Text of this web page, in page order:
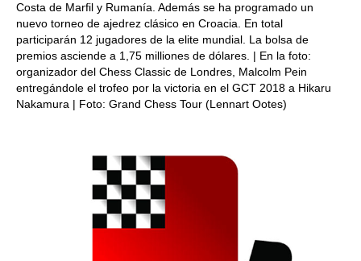
Costa de Marfil y Rumanía. Además se ha programado un
nuevo torneo de ajedrez clásico en Croacia. En total
participarán 12 jugadores de la elite mundial. La bolsa de
premios asciende a 1,75 milliones de dólares. | En la foto:
organizador del Chess Classic de Londres, Malcolm Pein
entregándole el trofeo por la victoria en el GCT 2018 a Hikaru
Nakamura | Foto: Grand Chess Tour (Lennart Ootes)